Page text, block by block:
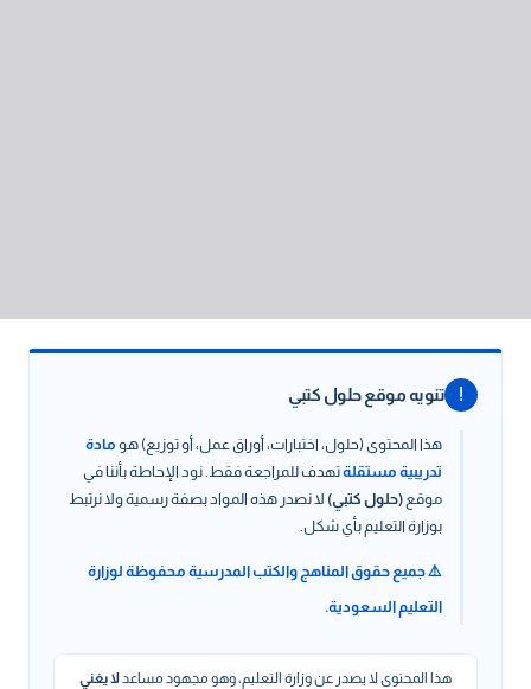
! تنويه موقع حلول كتبي
هذا المحتوى (حلول، اختبارات، أوراق عمل، أو توزيع) هو مادة
تدريبية مستقلةتهدف للمراجعة فقط. نود الإحاطة بأننا في
موقع (حلول كتبي) لا نصدر هذه المواد بصفة رسمية ولا نرتبط
بوزارة التعليم بأي شكل.
⚠️ جميع حقوق المناهج والكتب المدرسية محفوظة لوزارة
التعليم السعودية.
هذا المحتوى لا يصدر عن وزارة التعليم، وهو مجهود مساعدلا يغني